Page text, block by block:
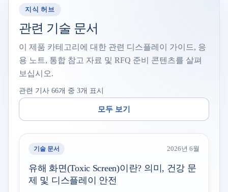
지식 허브
관련 기술 문서
이 제품 카테고리에 대한 관련 디스플레이 가이드, 응
용 노트, 통합 참고 자료 및 RFQ 준비 콘텐츠를 살펴
보십시오.
관련 기사 66개 중 3개 표시
모두 보기
기술 문서 2026년 6월
유해 화면(Toxic Screen)이란? 의미, 건강 문
제 및 디스플레이 안전